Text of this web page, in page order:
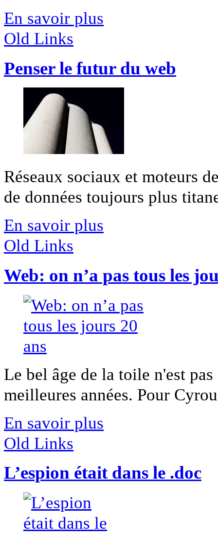
En savoir plus
Old Links
Penser le futur du web
Réseaux sociaux et moteurs
de données toujours plus
En savoir plus
Old Links
Web: on n’a pas tous les
Le bel âge de la toile n'est
meilleures années. Pour
En savoir plus
Old Links
L’espion était dans le .doc